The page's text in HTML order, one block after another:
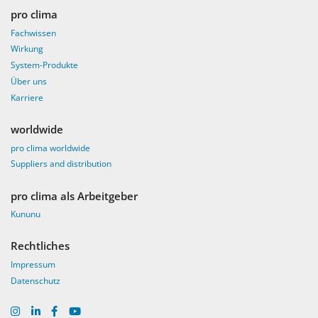
pro clima
Fachwissen
Wirkung
System-Produkte
Über uns
Karriere
worldwide
pro clima worldwide
Suppliers and distribution
pro clima als Arbeitgeber
Kununu
Rechtliches
Impressum
Datenschutz